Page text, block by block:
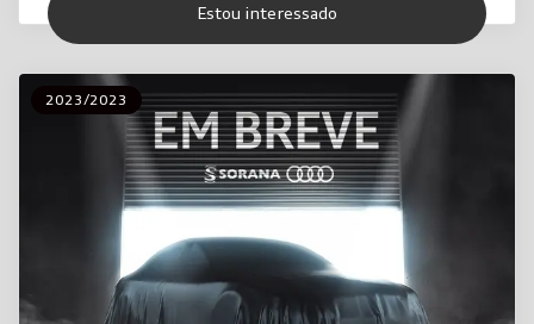
Estou interessado
2023/2023